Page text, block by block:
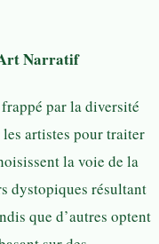
Narratif
par la diversité
les artistes pour traiter
la voie de la
dystopiques résultant
que d’autres optent